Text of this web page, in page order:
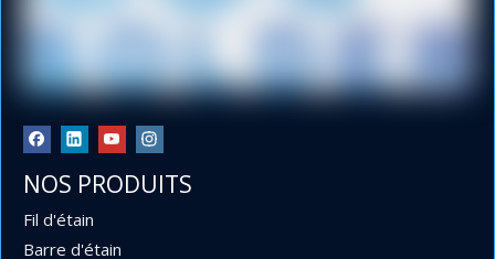
NOS PRODUITS
Fil d'étain
Barre d'étain